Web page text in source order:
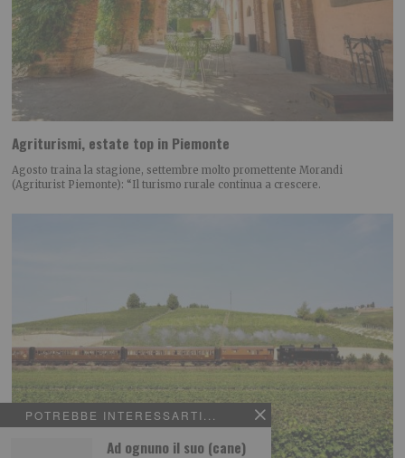
POTREBBE INTERESSARTI...
Ad ognuno il suo (cane)
Agriturismi, estate top in Piemonte
Agosto traina la stagione, settembre molto promettente Morandi
(Agriturist Piemonte): “Il turismo rurale continua a crescere.